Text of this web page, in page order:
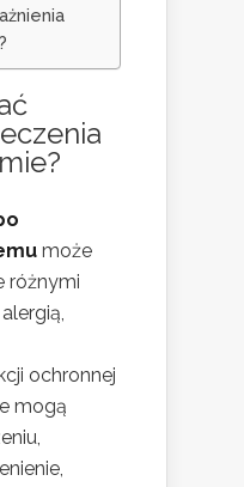
może
różnymi
ochronnej
mogą